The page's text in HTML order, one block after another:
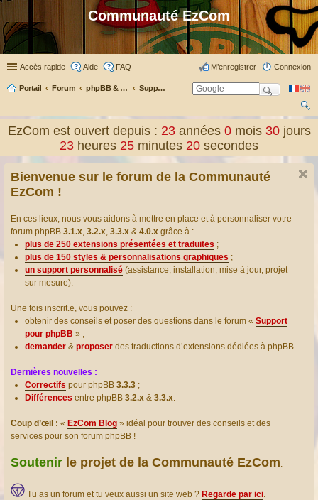
Communauté EzCom
Accès rapide Aide FAQ Connexion
M’enregistrer
Portail Forum phpBB & Co Support pour phpBB
ch
er
EzCom est ouvert depuis : 23 années0 mois30 jours
23 heures 25 minutes 20 secondes
Bienvenue sur le forum de la Communauté
EzCom !
En ces lieux, nous vous aidons à mettre en place et à personnaliser votre
forum phpBB 3.1.x, 3.2.x, 3.3.x & 4.0.x grâce à :
plus de 250 extensions présentées et traduites ;
plus de 150 styles & personnalisations graphiques ;
un support personnalisé (assistance, installation, mise à jour, projet
sur mesure).
Une fois inscrit.e, vous pouvez :
obtenir des conseils et poser des questions dans le forum « Support
pour phpBB » ;
demander & proposer des traductions d’extensions dédiées à phpBB.
Dernières nouvelles :
Correctifs pour phpBB 3.3.3 ;
Différences entre phpBB 3.2.x & 3.3.x.
Coup d’œil : « EzCom Blog » idéal pour trouver des conseils et des
services pour son forum phpBB !
Soutenir le projet de la Communauté EzCom.
Tu as un forum et tu veux aussi un site web ? Regarde par ici.